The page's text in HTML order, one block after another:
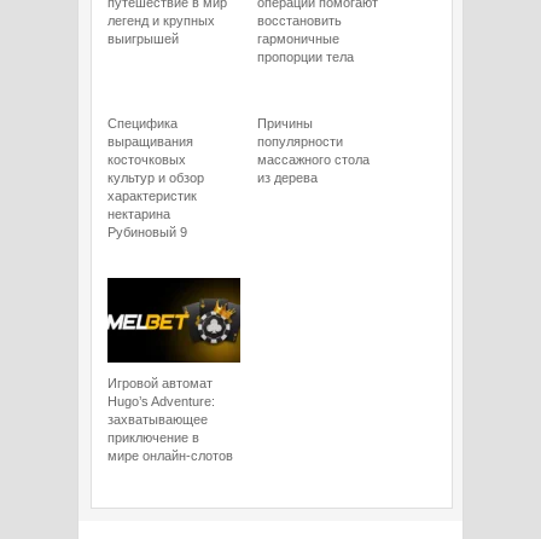
легенд и крупных
выигрышей
восстановить
гармоничные
пропорции тела
Специфика
выращивания
косточковых
культур и обзор
характеристик
нектарина
Рубиновый 9
Причины
популярности
массажного стола
из дерева
Игровой автомат
Hugo’s Adventure:
захватывающее
приключение в
мире онлайн-слотов